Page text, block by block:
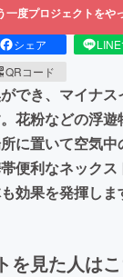
一度プロジェクトをや
シェア
QRコード
でき、マイナ
花粉などの浮
に置いて空気中
便利なネック
効果を発揮しま
を見た人は